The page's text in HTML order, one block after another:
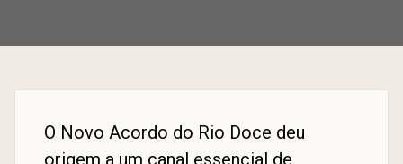
O Novo Acordo do Rio Doce deu
origem a um canal essencial de